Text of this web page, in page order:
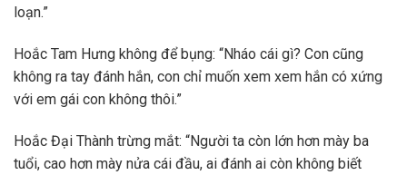
loạn.”
Hoắc Tam Hưng không để bụng: “Nháo cái gì? Con cũng
không ra tay đánh hắn, con chỉ muốn xem xem hắn có xứng
với em gái con không thôi.”
Hoắc Đại Thành trừng mắt: “Người ta còn lớn hơn mày ba
tuổi, cao hơn mày nửa cái đầu, ai đánh ai còn không biết